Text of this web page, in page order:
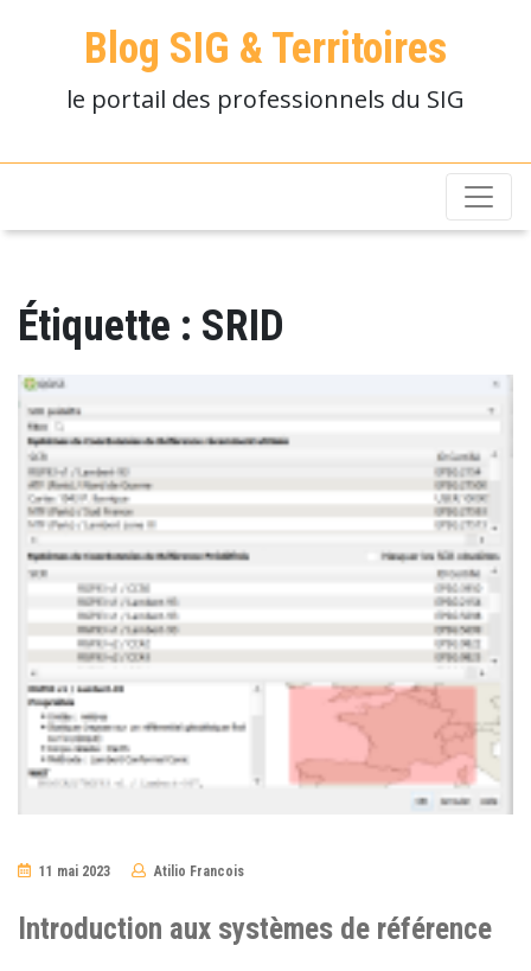
Blog SIG & Territoires
le portail des professionnels du SIG
Étiquette : SRID
11 mai 2023 Atilio Francois
Introduction aux systèmes de référence